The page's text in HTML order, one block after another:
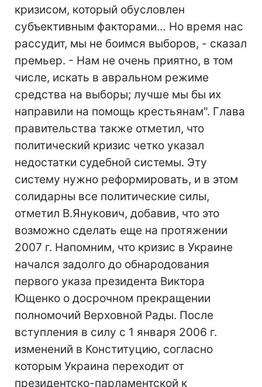
кризисом, который обусловлен
субъективным факторами… Но время нас
рассудит, мы не боимся выборов, - сказал
премьер. - Нам не очень приятно, в том
числе, искать в авральном режиме
средства на выборы; лучше мы бы их
направили на помощь крестьянам". Глава
правительства также отметил, что
политический кризис четко указал
недостатки судебной системы. Эту
систему нужно реформировать, и в этом
солидарны все политические силы,
отметил В.Янукович, добавив, что это
возможно сделать еще на протяжении
2007 г. Напомним, что кризис в Украине
начался задолго до обнародования
первого указа президента Виктора
Ющенко о досрочном прекращении
полномочий Верховной Рады. После
вступления в силу с 1 января 2006 г.
изменений в Конституцию, согласно
которым Украина переходит от
президентско-парламентской к